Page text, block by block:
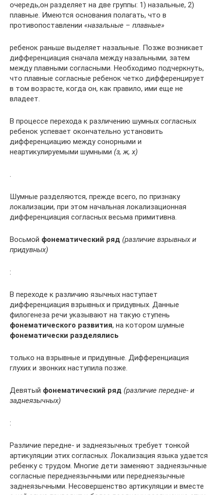
очередь,он разделяет на две группы: 1) назальные, 2)
плавные. Имеются основания полагать, что в
противопоставлении «назальные – плавные»
ребенок раньше выделяет назальные. Позже возникает
дифференциация сначала между назальными, затем
между плавными согласными. Необходимо подчеркнуть,
что плавные согласные ребенок четко дифференцирует
в том возрасте, когда он, как правило, ими еще не
владеет.
В процессе перехода к различению шумных согласных
ребенок успевает окончательно установить
дифференциацию между сонорными и
неартикулируемыми шумными (з, ж, х)
.
Шумные разделяются, прежде всего, по признаку
локализации, при этом начальная локализационная
дифференциация согласных весьма примитивна.
Восьмой фонематический ряд (различие взрывных и
придувных)
:
В переходе к различию язычных наступает
дифференциация взрывных и придувных. Данные
филогенеза речи указывают на такую ступень
фонематического развития, на котором шумные
фонематически разделялись
только на взрывные и придувные. Дифференциация
глухих и звонких наступила позже.
Девятый фонематический ряд (различие передне- и
заднеязычных)
:
Различие передне- и заднеязычных требует тонкой
артикуляции этих согласных. Локализация языка удается
ребенку с трудом. Многие дети заменяют заднеязычные
согласные переднеязычными или переднеязычные
заднеязычными. Несовершенство артикуляции и вместе